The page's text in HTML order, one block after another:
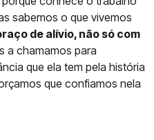
sabemos o que vivemos
de alívio, não só com
a chamamos para
que ela tem pela história
que confiamos nela